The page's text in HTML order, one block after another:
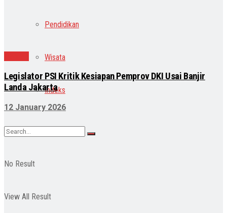
Pendidikan
Wisata
Indeks
No Result
View All Result
Legislator PSI Kritik Kesiapan Pemprov DKI Usai Banjir
Landa Jakarta
12 January 2026